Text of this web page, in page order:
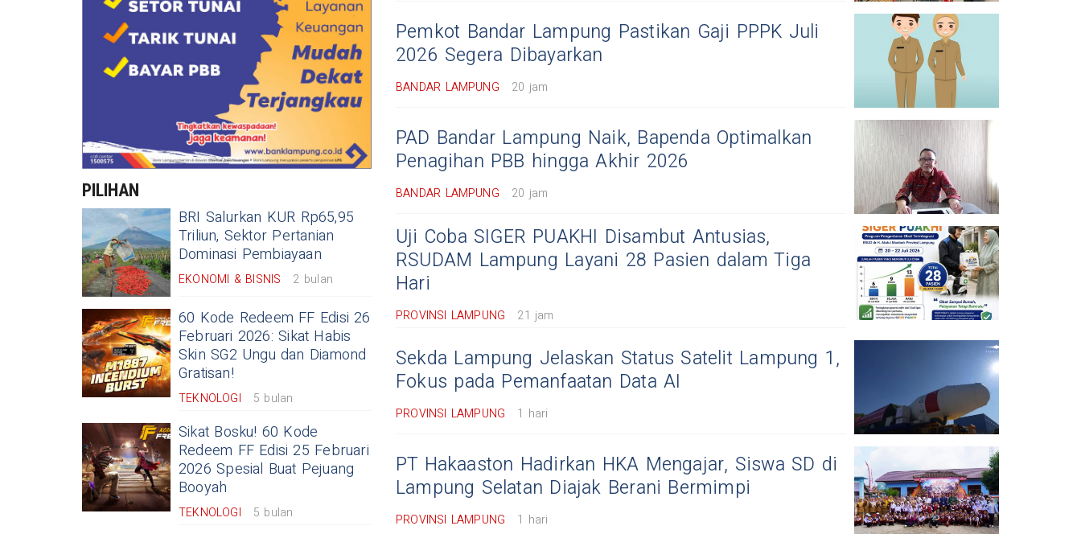
PILIHAN
BRI Salurkan KUR Rp65,95
Triliun, Sektor Pertanian
Dominasi Pembiayaan
EKONOMI & BISNIS 2 bulan
60 Kode Redeem FF Edisi 26
Februari 2026: Sikat Habis
Skin SG2 Ungu dan Diamond
Gratisan!
TEKNOLOGI 5 bulan
Sikat Bosku! 60 Kode
Redeem FF Edisi 25 Februari
2026 Spesial Buat Pejuang
Booyah
TEKNOLOGI 5 bulan
Pemkot Bandar Lampung Pastikan Gaji PPPK Juli
2026 Segera Dibayarkan
BANDAR LAMPUNG 20 jam
PAD Bandar Lampung Naik, Bapenda Optimalkan
Penagihan PBB hingga Akhir 2026
BANDAR LAMPUNG 20 jam
Uji Coba SIGER PUAKHI Disambut Antusias,
RSUDAM Lampung Layani 28 Pasien dalam Tiga
Hari
PROVINSI LAMPUNG 21 jam
Sekda Lampung Jelaskan Status Satelit Lampung 1,
Fokus pada Pemanfaatan Data AI
PROVINSI LAMPUNG 1 hari
PT Hakaaston Hadirkan HKA Mengajar, Siswa SD di
Lampung Selatan Diajak Berani Bermimpi
PROVINSI LAMPUNG 1 hari